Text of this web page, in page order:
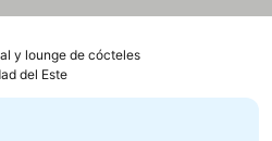
y lounge de cócteles
del Este